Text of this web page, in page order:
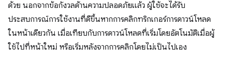
ด้วย นอกจากข้อกังวลด้านความปลอดภัยแล้ว ผู้ใช้จะได้รับ
ประสบการณ์การใช้งานที่ดีขึ้นหากการคลิกทริกเกอร์การดาวน์โหลด
ในหน้าเดียวกัน เมื่อเทียบกับการดาวน์โหลดที่เริ่มโดยอัตโนมัติเมื่อผู้
ใช้ไปที่หน้าใหม่ หรือเริ่มหลังจากการคลิกโดยไม่เป็นไปเอง